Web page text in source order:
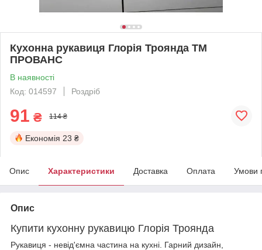
Кухонна рукавиця Глорiя Троянда ТМ
ПРОВАНС
В наявності
Код: 014597
Роздріб
91 ₴ 114 ₴
Економія 23 ₴
Опис Характеристики Доставка Оплата Умови
Опис
Купити кухонну рукавицю Глорiя Троянда
Рукавиця - невід'ємна частина на кухні. Гарний дизайн,